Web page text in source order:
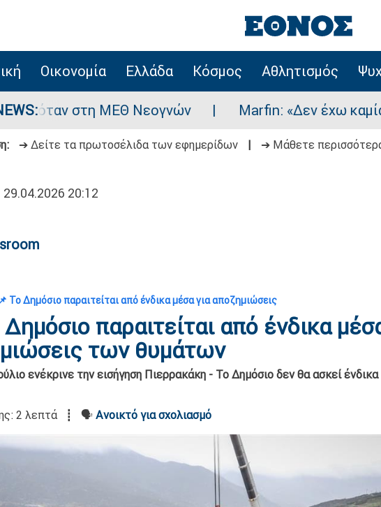
Οικονομία Ελλάδα Κόσμος Αθλητισμός
στη ΜΕΘ Νεογνών Marfin: «Δεν έχω καμία σχέση
➔ Δείτε τα πρωτοσέλιδα των εφημερίδων | ➔ Μάθετε
29.04.2026 20:12
Το Δημόσιο παραιτείται από ένδικα μέσα για αποζημιώσεις
παραιτείται από ένδικα
των θυμάτων
ενέκρινε την εισήγηση Πιερρακάκη - Το Δημόσιο δεν θα ασκεί ένδικα
2 λεπτά ┋ 🗣️ Ανοικτό για σχολιασμό